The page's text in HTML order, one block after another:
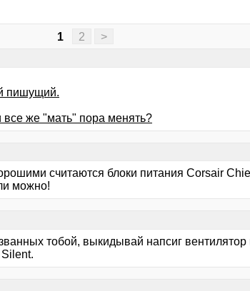
1 2 >
пишущий.
же "мать" пора менять?
считаются блоки питания Corsair
можно!
тобой, выкидывай напсиг вентилятор